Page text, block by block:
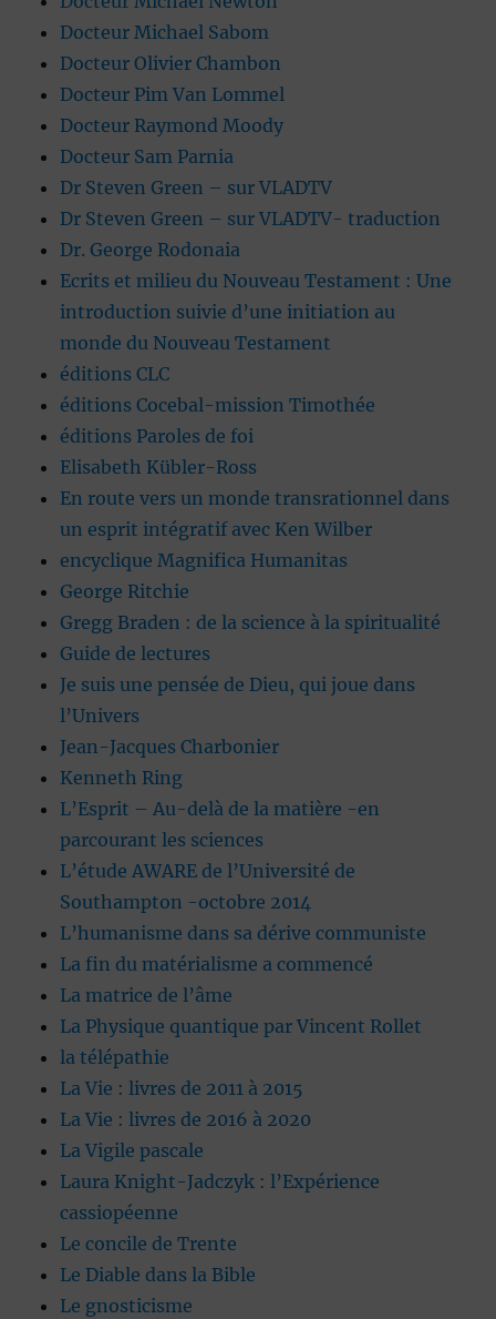
Docteur Michael Sabom
Docteur Olivier Chambon
Docteur Pim Van Lommel
Docteur Raymond Moody
Docteur Sam Parnia
Dr Steven Green – sur VLADTV
Dr Steven Green – sur VLADTV- traduction
Dr. George Rodonaia
Ecrits et milieu du Nouveau Testament : Une
introduction suivie d’une initiation au
monde du Nouveau Testament
éditions CLC
éditions Cocebal-mission Timothée
éditions Paroles de foi
Elisabeth Kübler-Ross
En route vers un monde transrationnel dans
un esprit intégratif avec Ken Wilber
encyclique Magnifica Humanitas
George Ritchie
Gregg Braden : de la science à la spiritualité
Guide de lectures
Je suis une pensée de Dieu, qui joue dans
l’Univers
Jean-Jacques Charbonier
Kenneth Ring
L’Esprit – Au-delà de la matière -en
parcourant les sciences
L’étude AWARE de l’Université de
Southampton -octobre 2014
L’humanisme dans sa dérive communiste
La fin du matérialisme a commencé
La matrice de l’âme
La Physique quantique par Vincent Rollet
la télépathie
La Vie : livres de 2011 à 2015
La Vie : livres de 2016 à 2020
La Vigile pascale
Laura Knight-Jadczyk : l’Expérience
cassiopéenne
Le concile de Trente
Le Diable dans la Bible
Le gnosticisme